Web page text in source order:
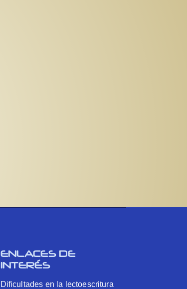
ENLACES DE
INTERÉS
Dificultades en la lectoescritura